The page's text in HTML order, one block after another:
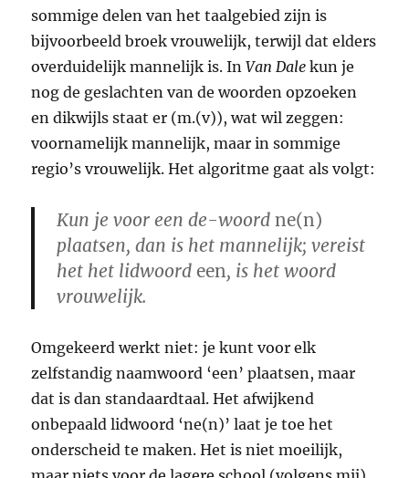
sommige delen van het taalgebied zijn is
bijvoorbeeld broek vrouwelijk, terwijl dat elders
overduidelijk mannelijk is. InVan Dale kun je
nog de geslachten van de woorden opzoeken
en dikwijls staat er (m.(v)), wat wil zeggen:
voornamelijk mannelijk, maar in sommige
regio’s vrouwelijk. Het algoritme gaat als volgt:
Kun je voor een de-woordne(n)
plaatsen, dan is het mannelijk; vereist
het het lidwoordeen, is het woord
vrouwelijk.
Omgekeerd werkt niet: je kunt voor elk
zelfstandig naamwoord ‘een’ plaatsen, maar
dat is dan standaardtaal. Het afwijkend
onbepaald lidwoord ‘ne(n)’ laat je toe het
onderscheid te maken. Het is niet moeilijk,